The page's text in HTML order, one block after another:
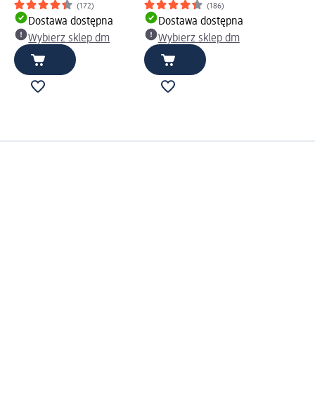
(172)
Dostawa dostępna
Wybierz sklep dm
(186)
Dostawa dostępna
Wybierz sklep dm